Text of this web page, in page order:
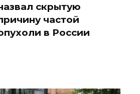
скрытую
частой
в России